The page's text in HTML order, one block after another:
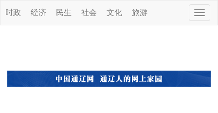
Toggle
时政 经济 民生 社会 文化 旅游